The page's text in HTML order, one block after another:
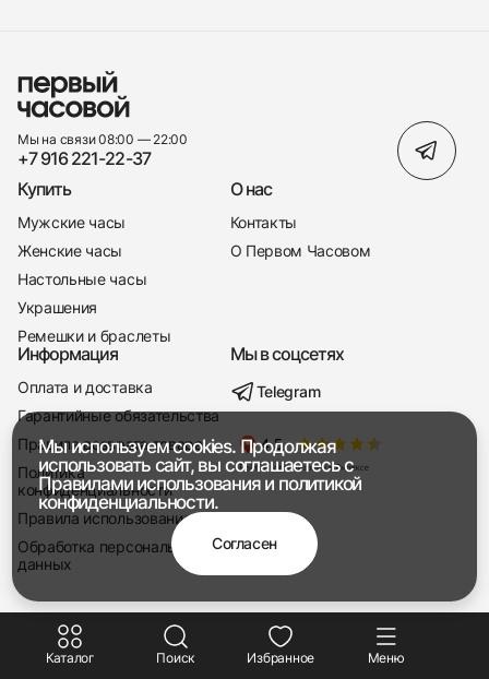
+7 916 221-22-37
Мы насвязи 08:00 — 19:00
Каталог Поиск Избранное Меню
Мы на связи 08:00 — 22:00
+7 916 221-22-37
Купить
Мужские часы
Женские часы
Настольные часы
Украшения
Ремешки и браслеты
О нас
Контакты
О Первом Часовом
Информация
Оплата и доставка
Гарантийные обязательства
Правила возврата товара
Политика
конфиденциальности
Правила использования
Обработка персональных
данных
Мы в соцсетях
Telegram
Мы используем cookies. Продолжая
использовать сайт, вы соглашаетесь с
Правилами использованияи политикой
конфиденциальности.
Согласен